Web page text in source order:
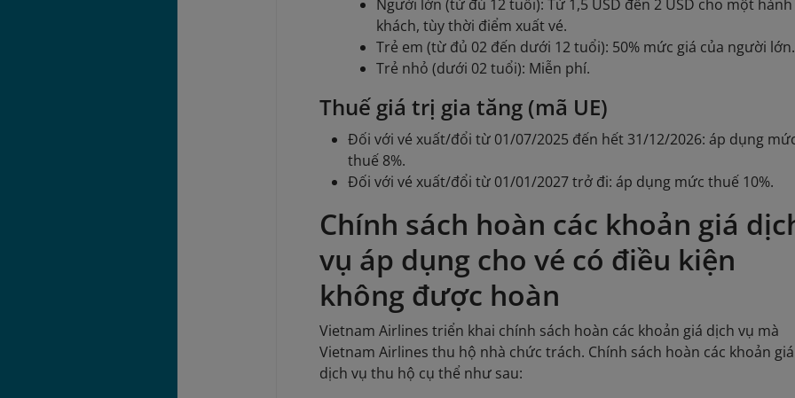
Người lớn (từ đủ 12 tuổi): Từ 1,5 USD đến 2 USD cho một hành
khách, tùy thời điểm xuất vé.
Trẻ em (từ đủ 02 đến dưới 12 tuổi): 50% mức giá của người lớn.
Trẻ nhỏ (dưới 02 tuổi): Miễn phí.
Thuế giá trị gia tăng (mã UE)
Đối với vé xuất/đổi từ 01/07/2025 đến hết 31/12/2026: áp dụng
thuế 8%.
Đối với vé xuất/đổi từ 01/01/2027 trở đi: áp dụng mức thuế 10%.
Chính sách hoàn các khoản giá
vụ áp dụng cho vé có điều kiện
không được hoàn
Vietnam Airlines triển khai chính sách hoàn các khoản giá dịch vụ mà
Vietnam Airlines thu hộ nhà chức trách. Chính sách hoàn các khoản giá
dịch vụ thu hộ cụ thể như sau: